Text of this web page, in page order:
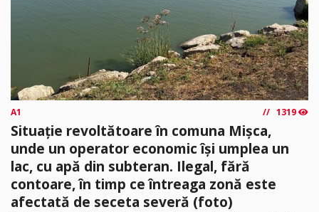
A1 1319
Situație revoltătoare în comuna Mișca,
unde un operator economic își umplea un
lac, cu apă din subteran. Ilegal, fără
contoare, în timp ce întreaga zonă este
afectată de seceta severă (foto)